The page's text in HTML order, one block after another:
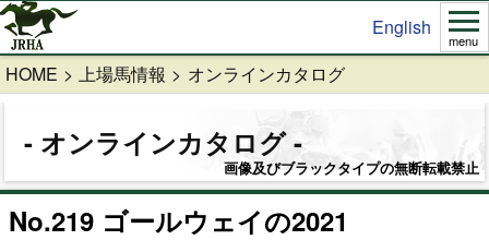
English
menu
HOME 上場馬情報 オンラインカタログ
オンラインカタログ
画像及びブラックタイプの無断転載禁止
No.219 ゴールウェイの2021